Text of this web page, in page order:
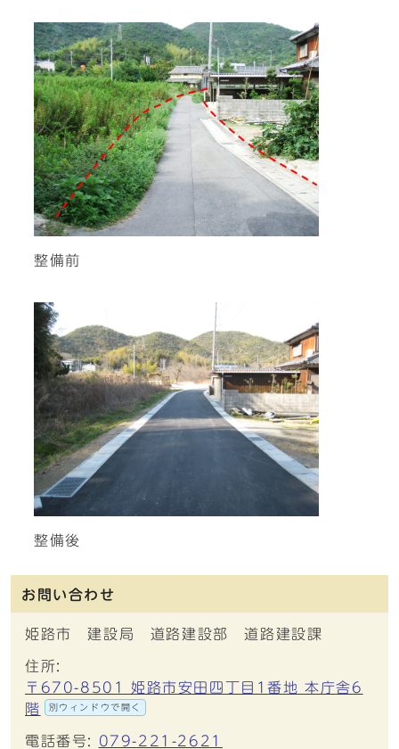
整備前
整備後
お問い合わせ
姫路市 建設局 道路建設部 道路建設課
住所:
〒670-8501 姫路市安田四丁目1番地 本庁舎6
階
別ウィンドウで開く
電話番号: 079-221-2621